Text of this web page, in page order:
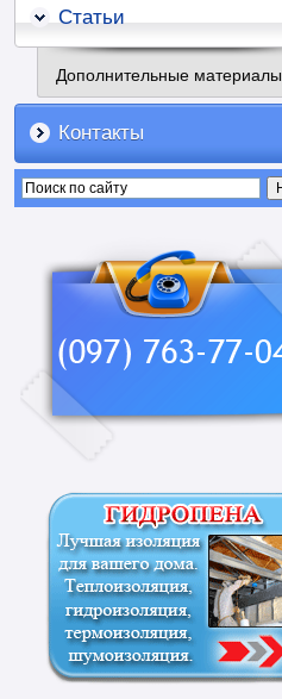
Статьи
Дополнительные материалы
Контакты